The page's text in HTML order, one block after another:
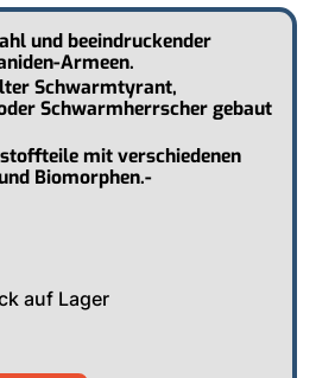
und beeindruckender
Armeen.
Schwarmtyrant,
Schwarmherrscher gebaut
mit verschiedenen
Biomorphen.-
auf Lager